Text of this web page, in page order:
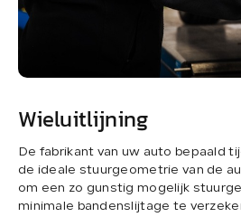
Wieluitlijning
De fabrikant van uw auto bepaald
de ideale stuurgeometrie van de
om een zo gunstig mogelijk
minimale bandenslijtage te